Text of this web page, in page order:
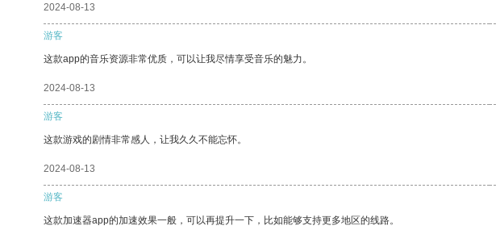
2024-08-13
游客
这款app的音乐资源非常优质，可以让我尽情享受音乐的魅力。
2024-08-13
游客
这款游戏的剧情非常感人，让我久久不能忘怀。
2024-08-13
游客
这款加速器app的加速效果一般，可以再提升一下，比如能够支持更多地区的线路。